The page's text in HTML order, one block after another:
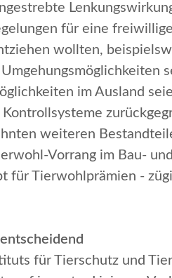
für eine
wollten,
im Ausland
weiteren
Vorrang im Bau-
für Tierwohlprämien -
für Tierschutz und